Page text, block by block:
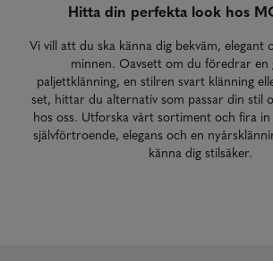
Hitta din perfekta look hos
Vi vill att du ska känna dig bekväm, elegant
minnen. Oavsett om du föredrar en
paljettklänning, en stilren svart klänning
set, hittar du alternativ som passar din stil
hos oss. Utforska vårt sortiment och fira
självförtroende, elegans och en
känna dig stilsäker.